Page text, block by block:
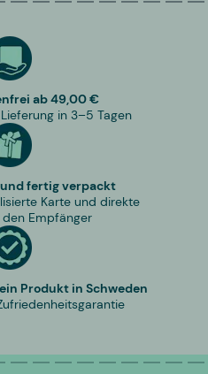
ab 49,00 €
in 3–5 Tagen
fertig verpackt
Karte und direkte
Empfänger
Produkt in Schweden